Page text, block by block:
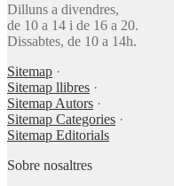
Dilluns a divendres,
de 10 a 14 i de 16 a 20.
Dissabtes, de 10 a 14h.
Sitemap ·
Sitemap llibres ·
Sitemap Autors ·
Sitemap Categories ·
Sitemap Editorials
Sobre nosaltres